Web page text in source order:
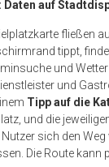
auf
fließen
tippt,
und
und
Tipp auf die
und die
Nutzer sich den
Die Route